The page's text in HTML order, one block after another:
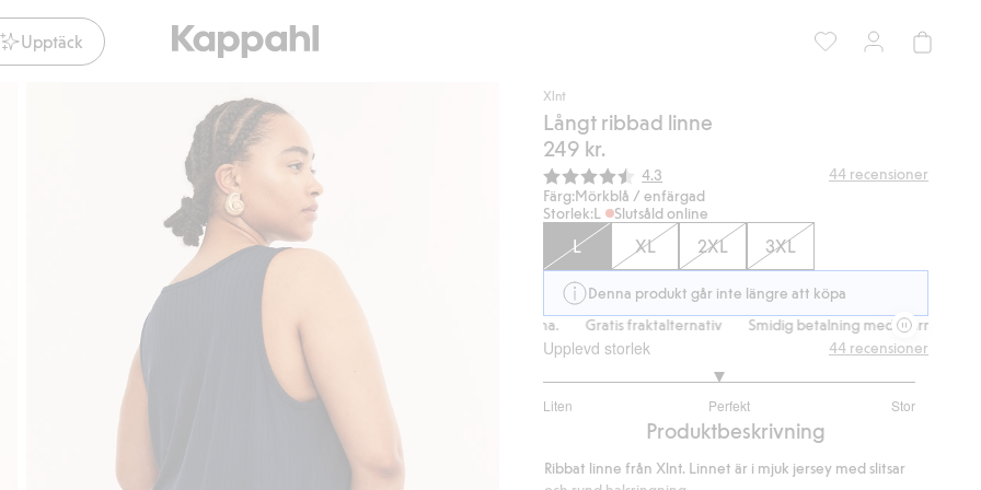
Upptäck
Xlnt
Långt ribbad linne
249 kr.
Snittbetyg:
4.3 44 recensioner
Färg:Mörkblå / enfärgad
Storlek:L Slutsåld online
L XL 2XL 3XL
Denna produkt går inte längre att köpa
Gratis fraktalternativ
Gratis fraktalternativ Smidig betalning med Klarna.
Upplevd storlek
Liten Perfekt Stor
utav
38
44 recensioner
Produktbeskrivning
Ribbat linne från Xlnt. Linnet är i mjuk jersey med slitsar